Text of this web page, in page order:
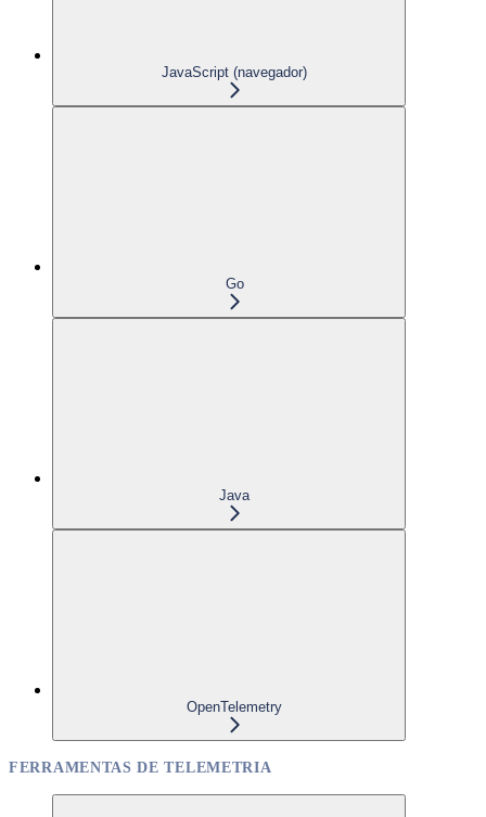
JavaScript (navegador)
Go
Java
OpenTelemetry
FERRAMENTAS DE TELEMETRIA